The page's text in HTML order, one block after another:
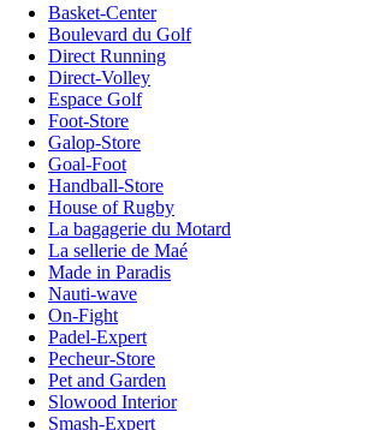
Basket-Center
Boulevard du Golf
Direct Running
Direct-Volley
Espace Golf
Foot-Store
Galop-Store
Goal-Foot
Handball-Store
House of Rugby
La bagagerie du Motard
La sellerie de Maé
Made in Paradis
Nauti-wave
On-Fight
Padel-Expert
Pecheur-Store
Pet and Garden
Slowood Interior
Smash-Expert